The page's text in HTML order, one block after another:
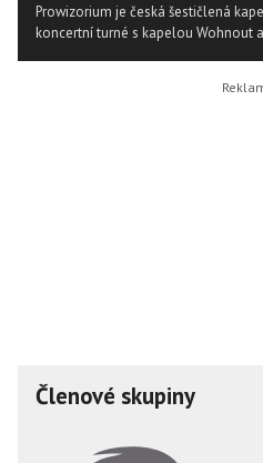
Prowizorium je česká šestičlená
koncertní turné s kapelou Wohnout
Členové skupiny